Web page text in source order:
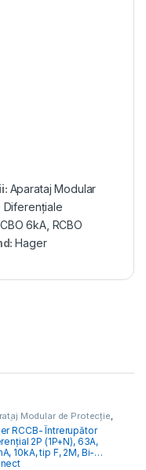
Aparataj Modular
Diferențiale
6kA, RCBO
Hager
Modular de Protecție,
Întrerupătoare Diferențiale
RCCB- Întrerupător
2P (1P+N), 63A,
10kA, tip F, 2M, Bi-